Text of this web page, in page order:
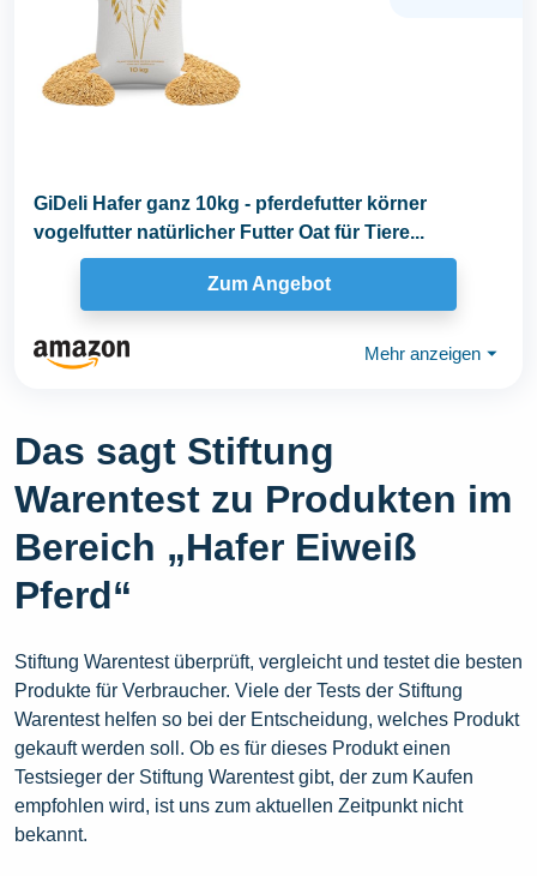
GiDeli Hafer ganz 10kg - pferdefutter körner
vogelfutter natürlicher Futter Oat für Tiere...
Zum Angebot
Mehr anzeigen ⏷
Das sagt Stiftung
Warentest zu Produkten im
Bereich „Hafer Eiweiß
Pferd“
Stiftung Warentest überprüft, vergleicht und testet die besten
Produkte für Verbraucher. Viele der Tests der Stiftung
Warentest helfen so bei der Entscheidung, welches Produkt
gekauft werden soll. Ob es für dieses Produkt einen
Testsieger der Stiftung Warentest gibt, der zum Kaufen
empfohlen wird, ist uns zum aktuellen Zeitpunkt nicht
bekannt.